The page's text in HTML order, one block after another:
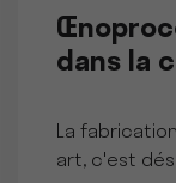
dans la
La
art, c'est